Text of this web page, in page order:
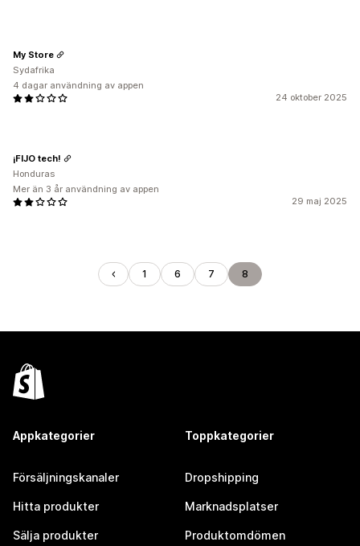
24 oktober 2025
My Store
Sydafrika
4 dagar användning av appen
29 maj 2025
¡FIJO tech!
Honduras
Mer än 3 år användning av appen
1 6 7 8
Appkategorier
Försäljningskanaler
Hitta produkter
Sälja produkter
Toppkategorier
Dropshipping
Marknadsplatser
Produktomdömen